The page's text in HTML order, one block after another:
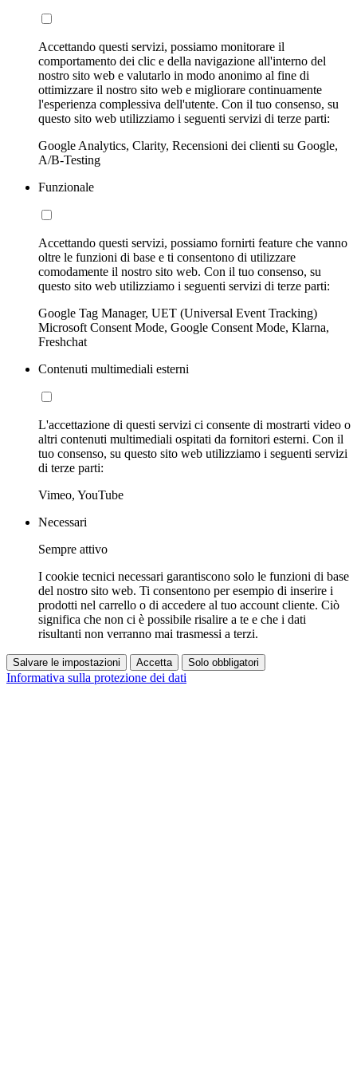
Accettando questi servizi, possiamo monitorare il
comportamento dei clic e della navigazione all'interno del
nostro sito web e valutarlo in modo anonimo al fine di
ottimizzare il nostro sito web e migliorare continuamente
l'esperienza complessiva dell'utente. Con il tuo consenso, su
questo sito web utilizziamo i seguenti servizi di terze parti:
Google Analytics, Clarity, Recensioni dei clienti su Google,
A/B-Testing
Funzionale
Accettando questi servizi, possiamo fornirti feature che vanno
oltre le funzioni di base e ti consentono di utilizzare
comodamente il nostro sito web. Con il tuo consenso, su
questo sito web utilizziamo i seguenti servizi di terze parti:
Google Tag Manager, UET (Universal Event Tracking)
Microsoft Consent Mode, Google Consent Mode, Klarna,
Freshchat
Contenuti multimediali esterni
L'accettazione di questi servizi ci consente di mostrarti video o
altri contenuti multimediali ospitati da fornitori esterni. Con il
tuo consenso, su questo sito web utilizziamo i seguenti servizi
di terze parti:
Vimeo, YouTube
Necessari
Sempre attivo
I cookie tecnici necessari garantiscono solo le funzioni di base
del nostro sito web. Ti consentono per esempio di inserire i
prodotti nel carrello o di accedere al tuo account cliente. Ciò
significa che non ci è possibile risalire a te e che i dati
risultanti non verranno mai trasmessi a terzi.
Salvare le impostazioni Accetta Solo obbligatori
Informativa sulla protezione dei dati